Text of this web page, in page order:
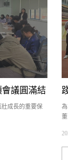
鐘穩定運行，
擬了特高壓換
形成流淌火面
歷經10小時，將
勢迅速蔓延，按
對模擬實驗火
精準噴射而出，
約5分鐘，確保
議圓滿結
成長的重要保
代的作用。為
作成果及未來